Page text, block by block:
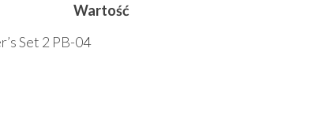
Wartość
Set 2 PB-04